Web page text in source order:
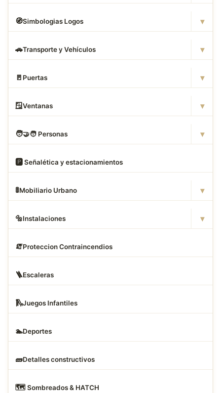
🧭Simbologias Logos ▾
🚗Transporte y Vehículos ▾
🚪 Puertas ▾
🪟Ventanas ▾
🧑‍🤝‍🧑 Personas ▾
🅿️ Señalética y estacionamientos
🚦Mobiliario Urbano ▾
🔩Instalaciones ▾
🧯Proteccion Contraincendios
🪜Escaleras
🛝Juegos Infantiles
🏊Deportes
🧱Detalles constructivos
🗺️ Sombreados & HATCH